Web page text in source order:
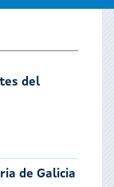
del
de Galicia